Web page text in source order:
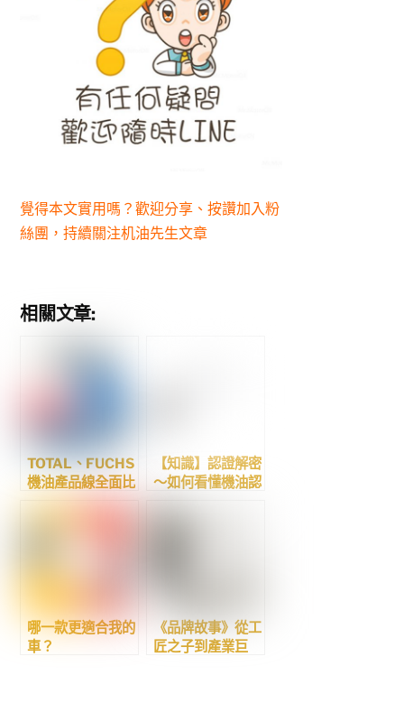
覺得本文實用嗎？歡迎分享、按讚加入粉
絲團，持續關注机油先生文章
相關文章:
TOTAL、FUCHS
機油產品線全面比
【知識】認證解密
～如何看懂機油認
哪一款更適合我的
車？
《品牌故事》從工
匠之子到產業巨